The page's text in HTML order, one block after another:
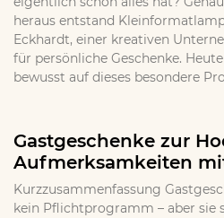
heraus entstand
Eckhardt, einer kreativen
für persönliche Geschenke.
bewusst auf dieses besondere
Gastgeschenke zur
Aufmerksamkeiten
Kurzzusammenfassung
kein Pflichtprogramm – aber sie